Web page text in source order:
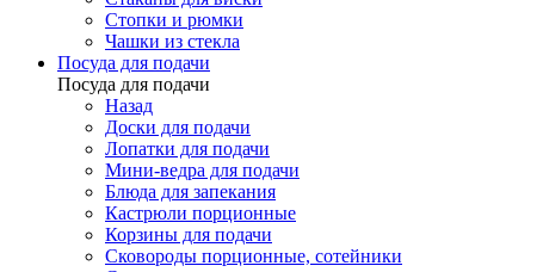
Стопки и рюмки
Чашки из стекла
Посуда для подачи
Посуда для подачи
Назад
Доски для подачи
Лопатки для подачи
Мини-ведра для подачи
Блюда для запекания
Кастрюли порционные
Корзины для подачи
Сковороды порционные, сотейники